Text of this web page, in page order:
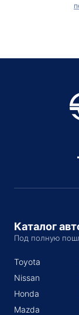
Каталог
Под полную
Toyota
Nissan
Honda
Mazda